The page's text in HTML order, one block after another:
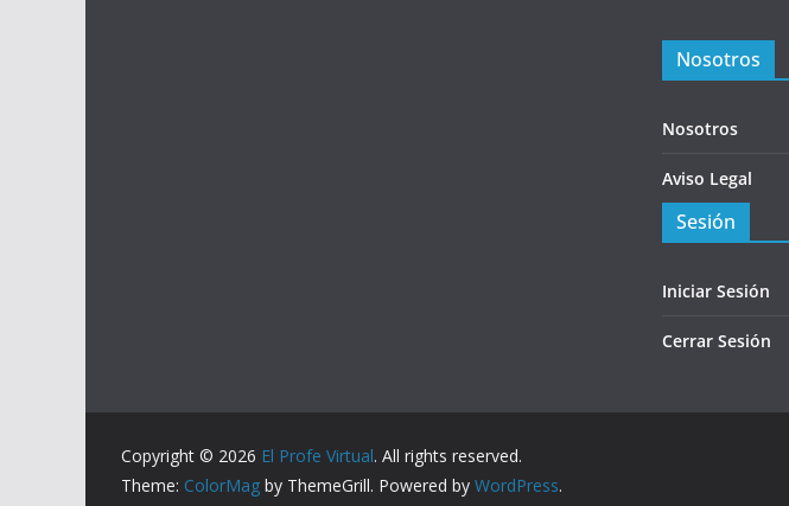
Nosotros
Nosotros
Aviso Legal
Sesión
Iniciar Sesión
Cerrar Sesión
Copyright © 2026 El Profe Virtual. All rights reserved.
Theme: ColorMag by ThemeGrill. Powered by WordPress.